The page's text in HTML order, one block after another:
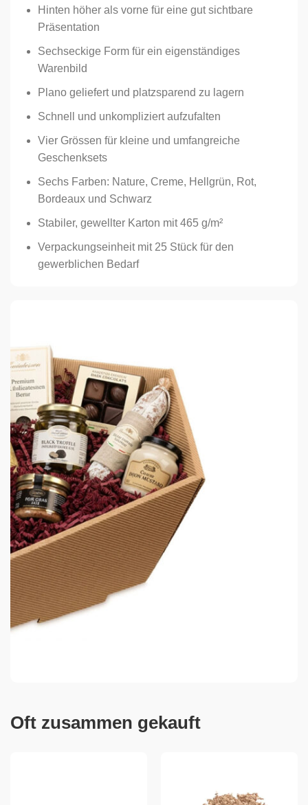
Hinten höher als vorne für eine gut sichtbare
Präsentation
Sechseckige Form für ein eigenständiges
Warenbild
Plano geliefert und platzsparend zu lagern
Schnell und unkompliziert aufzufalten
Vier Grössen für kleine und umfangreiche
Geschenksets
Sechs Farben: Nature, Creme, Hellgrün, Rot,
Bordeaux und Schwarz
Stabiler, gewellter Karton mit 465 g/m²
Verpackungseinheit mit 25 Stück für den
gewerblichen Bedarf
Oft zusammen gekauft